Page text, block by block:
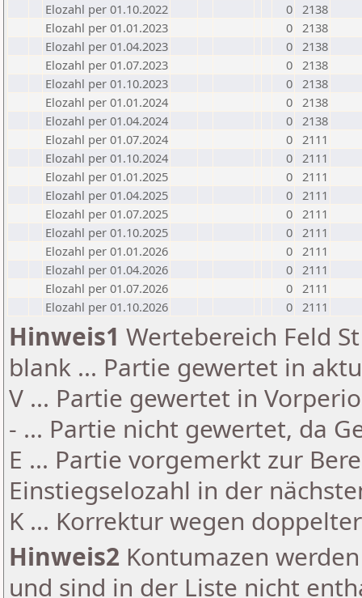
Elozahl per 01.10.2022
0 2138
Elozahl per 01.01.2023
0 2138
Elozahl per 01.04.2023
0 2138
Elozahl per 01.07.2023
0 2138
Elozahl per 01.10.2023
0 2138
Elozahl per 01.01.2024
0 2138
Elozahl per 01.04.2024
0 2138
Elozahl per 01.07.2024
0 2111
Elozahl per 01.10.2024
0 2111
Elozahl per 01.01.2025
0 2111
Elozahl per 01.04.2025
0 2111
Elozahl per 01.07.2025
0 2111
Elozahl per 01.10.2025
0 2111
Elozahl per 01.01.2026
0 2111
Elozahl per 01.04.2026
0 2111
Elozahl per 01.07.2026
0 2111
Elozahl per 01.10.2026
0 2111
Hinweis1 Wertebereich Feld
blank ... Partie gewertet in
V ... Partie gewertet in
- ... Partie nicht gewertet, da
E ... Partie vorgemerkt zur
Einstiegselozahl in der
K ... Korrektur wegen
Hinweis2 Kontumazen
und sind in der Liste nicht